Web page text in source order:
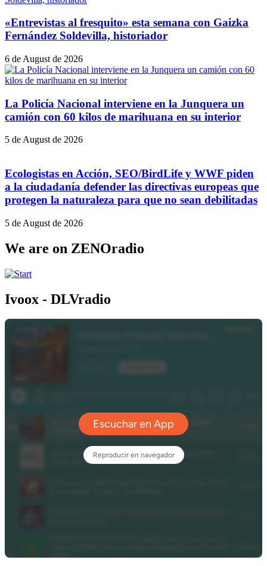
«Entrevistas al fresquito» esta semana con Gaizka
Fernández Soldevilla, historiador
6 de August de 2026
La Policía Nacional interviene en la Junquera un
camión con 60 kilos de marihuana en su interior
5 de August de 2026
Ecologistas en Acción, SEO/BirdLife y WWF piden
a la ciudadanía defender las directivas europeas que
protegen la naturaleza para que no sean debilitadas
5 de August de 2026
We are on ZENOradio
Ivoox - DLVradio